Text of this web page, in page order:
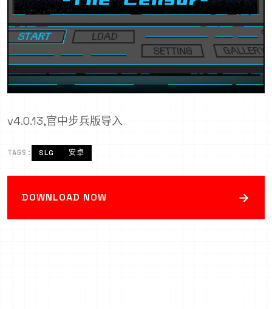
v4.0.13,官中步兵版导入
TAGS: SLG 安卓
DOWNLOAD NOW →